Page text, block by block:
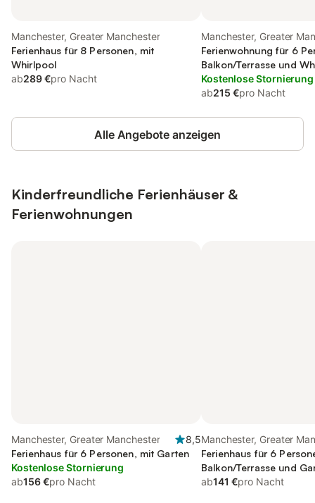
Manchester, Greater Manchester
Ferienhaus für 8 Personen, mit
Whirlpool
ab289 €pro Nacht
Manchester, Greater
Ferienwohnung für 6
Balkon/Terrasse und
Kostenlose Stornierung
ab215 €pro Nacht
Alle Angebote anzeigen
Kinderfreundliche Ferienhäuser &
Ferienwohnungen
Manchester, Greater Manchester
8,5
Ferienhaus für 6 Personen, mit Garten
Kostenlose Stornierung
ab156 €pro Nacht
Manchester, Greater
Ferienhaus für 6
Balkon/Terrasse und
ab141 €pro Nacht